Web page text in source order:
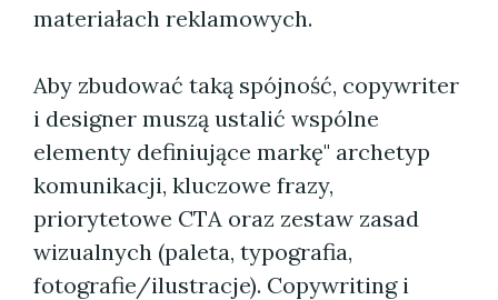
materiałach reklamowych.
Aby zbudować taką spójność, copywriter
i designer muszą ustalić wspólne
elementy definiujące markę" archetyp
komunikacji, kluczowe frazy,
priorytetowe CTA oraz zestaw zasad
wizualnych (paleta, typografia,
fotografie/ilustracje). Copywriting i